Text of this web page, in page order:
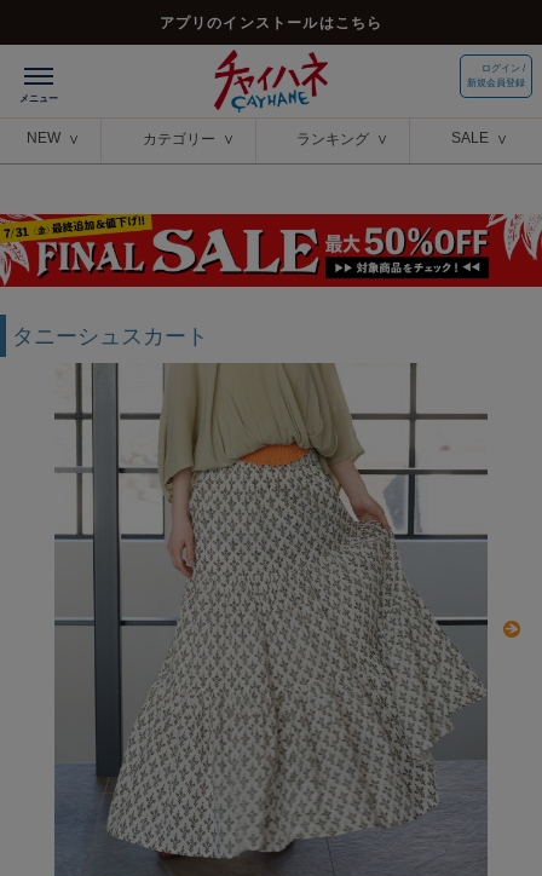
アプリのインストールはこちら
ログイン /
新規会員登録
NEW カテゴリー ランキング SALE
タニーシュスカート